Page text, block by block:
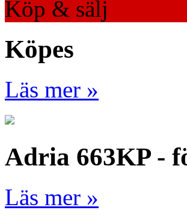
Köp & sälj
Köpes
Läs mer »
Adria 663KP -
Läs mer »